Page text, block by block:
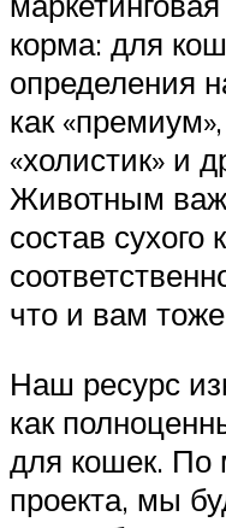
корма: для
определения
как
«холистик» и
Животным
состав сухого
что и вам
Наш ресурс
как
для кошек. По
проекта, мы